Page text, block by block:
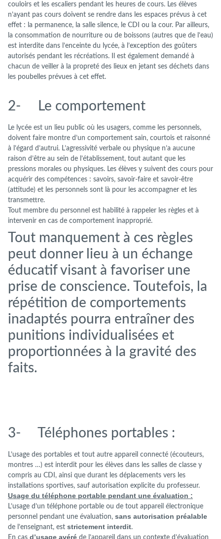
couloirs et les escaliers pendant les heures de cours. Les élèves
n’ayant pas cours doivent se rendre dans les espaces prévus à cet
effet : la permanence, la salle silence, le CDI ou la cour. Par ailleurs,
la consommation de nourriture ou de boissons (autres que de l’eau)
est interdite dans l’enceinte du lycée, à l’exception des goûters
autorisés pendant les récréations. Il est également demandé à
chacun de veiller à la propreté des lieux en jetant ses déchets dans
les poubelles prévues à cet effet.
2- Le comportement
Le lycée est un lieu public où les usagers, comme les personnels,
doivent faire montre d’un comportement sain, courtois et raisonné
à l’égard d’autrui. L’agressivité verbale ou physique n’a aucune
raison d’être au sein de l’établissement, tout autant que les
pressions morales ou physiques. Les élèves y suivent des cours pour
acquérir des compétences : savoirs, savoir-faire et savoir-être
(attitude) et les personnels sont là pour les accompagner et les
transmettre.
Tout membre du personnel est habilité à rappeler les règles et à
intervenir en cas de comportement inapproprié.
Tout manquement à ces règles
peut donner lieu à un échange
éducatif visant à favoriser une
prise de conscience. Toutefois, la
répétition de comportements
inadaptés pourra entraîner des
punitions individualisées et
proportionnées à la gravité des
faits.
3- Téléphones portables :
L’usage des portables et tout autre appareil connecté (écouteurs,
montres …) est interdit pour les élèves dans les salles de classe y
compris au CDI, ainsi que durant les déplacements vers les
installations sportives, sauf autorisation explicite du professeur.
Usage du téléphone portable pendant une évaluation :
L’usage d’un téléphone portable ou de tout appareil électronique
personnel pendant une évaluation, sans autorisation préalable
de l’enseignant, est strictement interdit.
En cas d’usage avéré de l’appareil dans un contexte d’évaluation